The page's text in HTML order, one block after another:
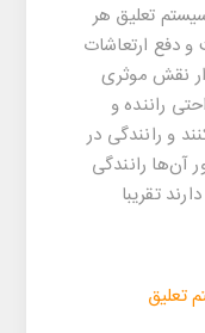
تعلیق هر
دفع ارتعاشات
نقش موثری
راننده و
و رانندگی در
رانندگی
تقریبا
تعلیق